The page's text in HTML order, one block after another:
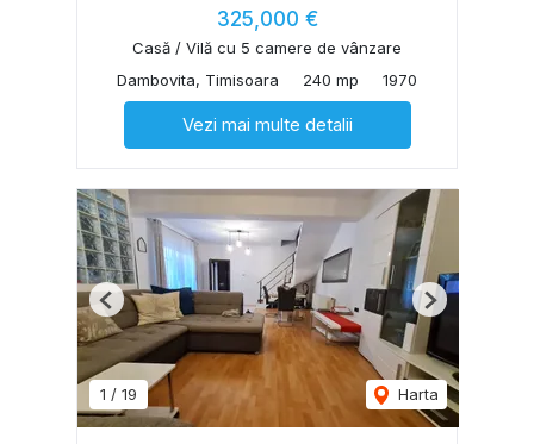
325,000 €
Casă / Vilă cu 5 camere de vânzare
Dambovita, Timisoara
240 mp 1970
Vezi mai multe detalii
1 / 19 Harta
Previous Next